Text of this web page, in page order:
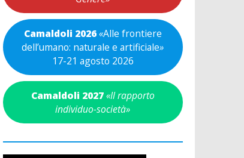
Camaldoli 2026«Alle frontiere
dell’umano: naturale e artificiale»
17-21 agosto 2026
Camaldoli 2027 «Il rapporto
individuo-società»